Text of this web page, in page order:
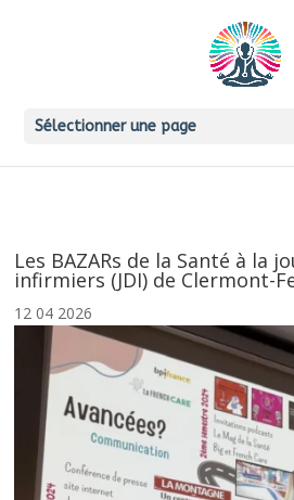
Sélectionner une page
Les BAZARs de la Santé à la
infirmiers (JDI) de Clermont-
12 04 2026